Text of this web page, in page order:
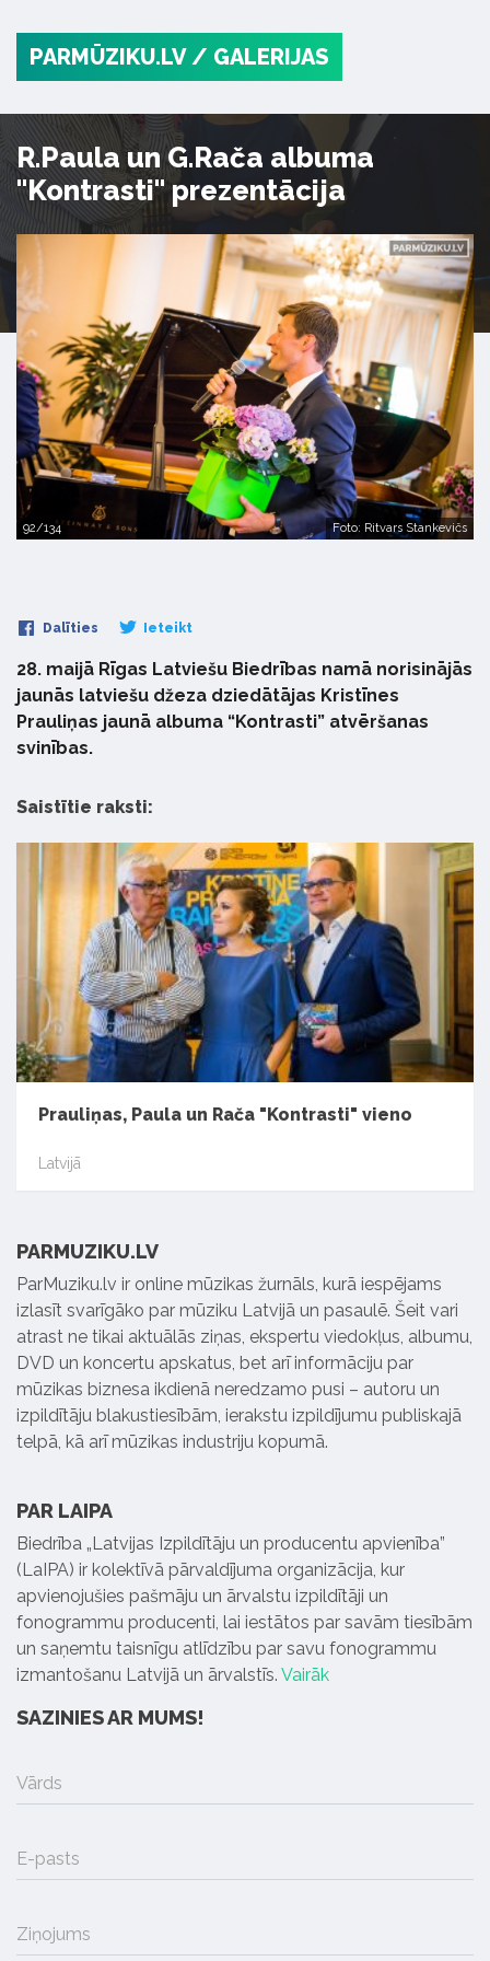
PARMŪZIKU.LV / GALERIJAS
R.Paula un G.Rača albuma
"Kontrasti" prezentācija
92/134 Foto: Ritvars Stankevičs
Dalīties Ieteikt
28. maijā Rīgas Latviešu Biedrības namā norisinājās
jaunās latviešu džeza dziedātājas Kristīnes
Prauliņas jaunā albuma “Kontrasti” atvēršanas
svinības.
Saistītie raksti:
Prauliņas, Paula un Rača "Kontrasti" vieno
Latvijā
PARMUZIKU.LV
ParMuziku.lv ir online mūzikas žurnāls, kurā iespējams
izlasīt svarīgāko par mūziku Latvijā un pasaulē. Šeit vari
atrast ne tikai aktuālās ziņas, ekspertu viedokļus, albumu,
DVD un koncertu apskatus, bet arī informāciju par
mūzikas biznesa ikdienā neredzamo pusi – autoru un
izpildītāju blakustiesībām, ierakstu izpildījumu publiskajā
telpā, kā arī mūzikas industriju kopumā.
PAR LAIPA
Biedrība „Latvijas Izpildītāju un producentu apvienība”
(LaIPA) ir kolektīvā pārvaldījuma organizācija, kur
apvienojušies pašmāju un ārvalstu izpildītāji un
fonogrammu producenti, lai iestātos par savām tiesībām
un saņemtu taisnīgu atlīdzību par savu fonogrammu
izmantošanu Latvijā un ārvalstīs. Vairāk
SAZINIES AR MUMS!
Vārds
E-pasts
Ziņojums